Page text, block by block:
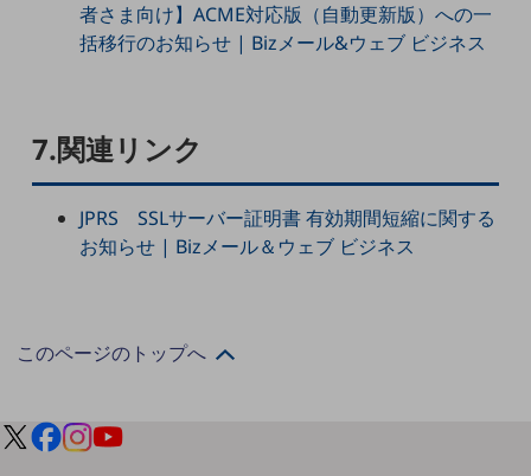
業界から見つける
業界から見つけるTOP
小売・卸売業
運輸業
ビジネスお悩み診断
モバイル・ICTサービスをオンラインで
者さま向け】ACME対応版（自動更新版）への一
括移行のお知らせ | Bizメール&ウェブ ビジネス
7.関連リンク
JPRS SSLサーバー証明書 有効期間短縮に関する
お知らせ | Bizメール＆ウェブ ビジネス
このページのトップへ